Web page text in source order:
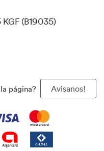
(B19035)
página? Avisanos!